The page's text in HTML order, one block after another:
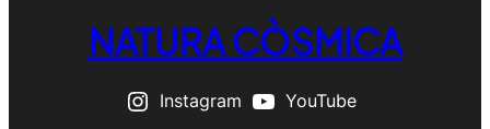
NATURA CÒSMICA
Instagram YouTube